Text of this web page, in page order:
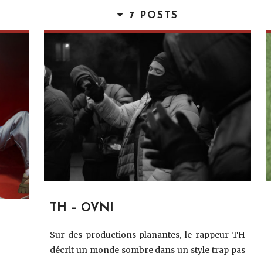
7 POSTS
TH – OVNI
Sur des productions planantes, le rappeur TH
décrit un monde sombre dans un style trap pas